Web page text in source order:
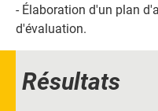
- Élaboration d'un plan
d'évaluation.
Résultats